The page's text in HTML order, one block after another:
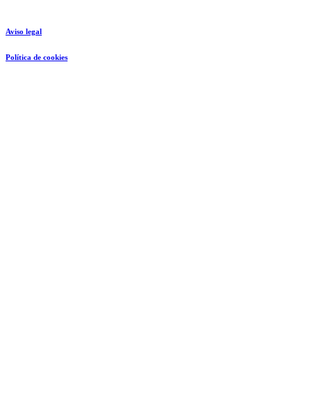
Aviso legal
Política de cookies